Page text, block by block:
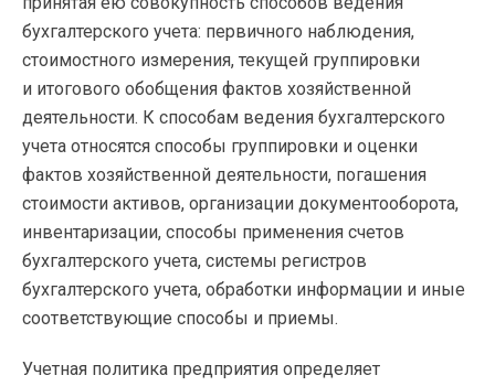
бухгалтерского учета: первичного наблюдения,
стоимостного измерения, текущей группировки
и итогового обобщения фактов хозяйственной
деятельности. К способам ведения бухгалтерского
учета относятся способы группировки и оценки
фактов хозяйственной деятельности, погашения
стоимости активов, организации документооборота,
инвентаризации, способы применения счетов
бухгалтерского учета, системы регистров
бухгалтерского учета, обработки информации и иные
соответствующие способы и приемы.
Учетная политика предприятия определяет